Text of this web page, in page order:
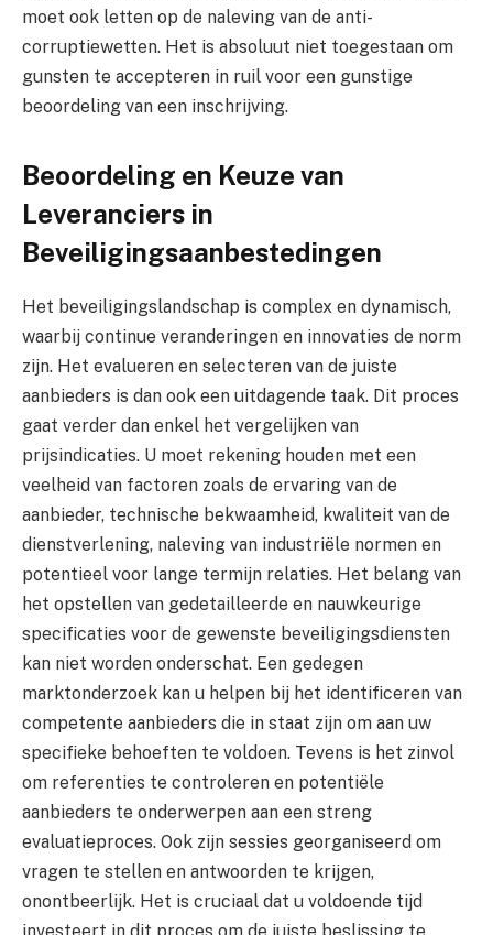
moet ook letten op de naleving van de anti-
corruptiewetten. Het is absoluut niet toegestaan om
gunsten te accepteren in ruil voor een gunstige
beoordeling van een inschrijving.
Beoordeling en Keuze van
Leveranciers in
Beveiligingsaanbestedingen
Het beveiligingslandschap is complex en dynamisch,
waarbij continue veranderingen en innovaties de norm
zijn. Het evalueren en selecteren van de juiste
aanbieders is dan ook een uitdagende taak. Dit proces
gaat verder dan enkel het vergelijken van
prijsindicaties. U moet rekening houden met een
veelheid van factoren zoals de ervaring van de
aanbieder, technische bekwaamheid, kwaliteit van de
dienstverlening, naleving van industriële normen en
potentieel voor lange termijn relaties. Het belang van
het opstellen van gedetailleerde en nauwkeurige
specificaties voor de gewenste beveiligingsdiensten
kan niet worden onderschat. Een gedegen
marktonderzoek kan u helpen bij het identificeren van
competente aanbieders die in staat zijn om aan uw
specifieke behoeften te voldoen. Tevens is het zinvol
om referenties te controleren en potentiële
aanbieders te onderwerpen aan een streng
evaluatieproces. Ook zijn sessies georganiseerd om
vragen te stellen en antwoorden te krijgen,
onontbeerlijk. Het is cruciaal dat u voldoende tijd